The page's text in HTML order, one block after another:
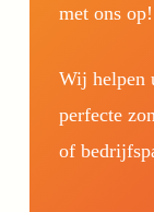
met ons op!
Wij helpen
perfecte
of